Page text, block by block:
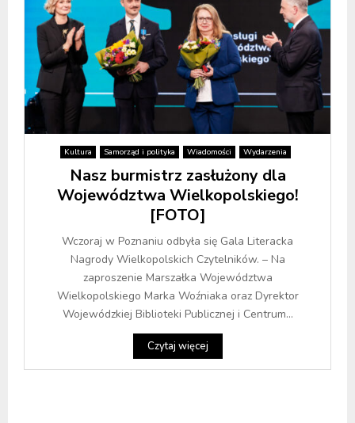
Kultura Samorząd i polityka Wiadomości Wydarzenia
Nasz burmistrz zasłużony dla
Województwa Wielkopolskiego!
[FOTO]
Wczoraj w Poznaniu odbyła się Gala Literacka
Nagrody Wielkopolskich Czytelników. – Na
zaproszenie Marszałka Województwa
Wielkopolskiego Marka Woźniaka oraz Dyrektor
Wojewódzkiej Biblioteki Publicznej i Centrum...
Czytaj więcej